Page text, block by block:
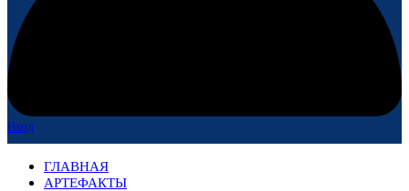
Вход
ГЛАВНАЯ
АРТЕФАКТЫ